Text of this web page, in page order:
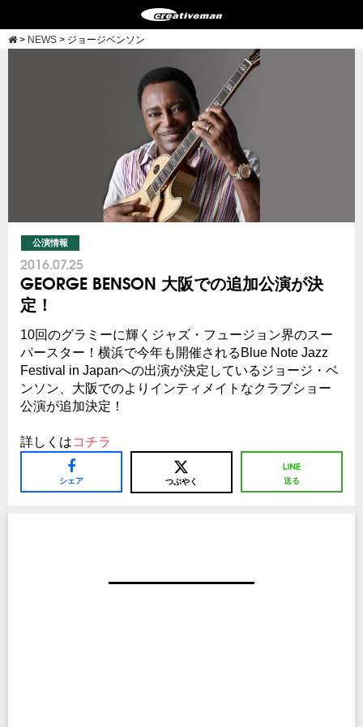
> NEWS > ジョージベンソン
公演情報
2016.07.25
GEORGE BENSON 大阪での追加公演が決
定！
10回のグラミーに輝くジャズ・フュージョン界のスー
パースター！横浜で今年も開催されるBlue Note Jazz
Festival in Japanへの出演が決定しているジョージ・ベ
ンソン、大阪でのよりインティメイトなクラブショー
公演が追加決定！
詳しくはコチラ
シェア つぶやく 送る